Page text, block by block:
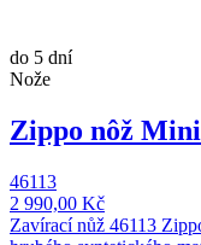
do 5 dní
Nože
Zippo nôž
46113
2 990,00 Kč
Zavírací nůž 46113